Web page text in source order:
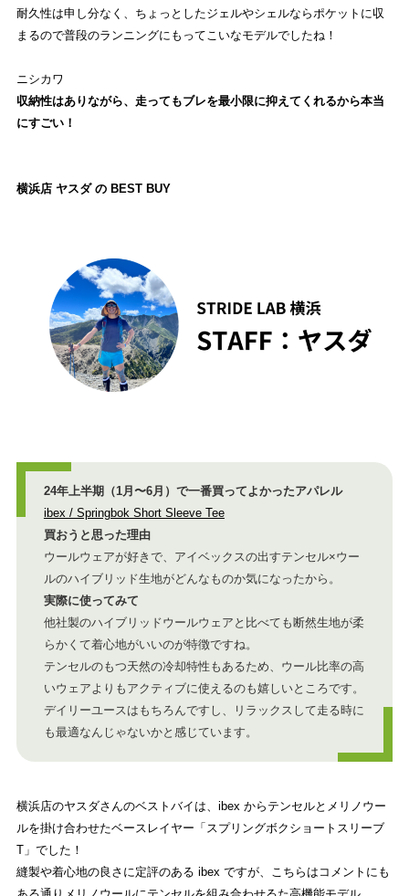
耐久性は申し分なく、ちょっとしたジェルやシェルならポケットに収
まるので普段のランニングにもってこいなモデルでしたね！
ニシカワ
収納性はありながら、走ってもブレを最小限に抑えてくれるから本当
にすごい！
横浜店 ヤスダ の BEST BUY
24年上半期（1月〜6月）で一番買ってよかったアパレル
ibex / Springbok Short Sleeve Tee
買おうと思った理由
ウールウェアが好きで、アイベックスの出すテンセル×ウー
ルのハイブリッド生地がどんなものか気になったから。
実際に使ってみて
他社製のハイブリッドウールウェアと比べても断然生地が柔
らかくて着心地がいいのが特徴ですね。
テンセルのもつ天然の冷却特性もあるため、ウール比率の高
いウェアよりもアクティブに使えるのも嬉しいところです。
デイリーユースはもちろんですし、リラックスして走る時に
も最適なんじゃないかと感じています。
横浜店のヤスダさんのベストバイは、ibex からテンセルとメリノウー
ルを掛け合わせたベースレイヤー「スプリングボクショートスリーブ
T」でした！
縫製や着心地の良さに定評のある ibex ですが、こちらはコメントにも